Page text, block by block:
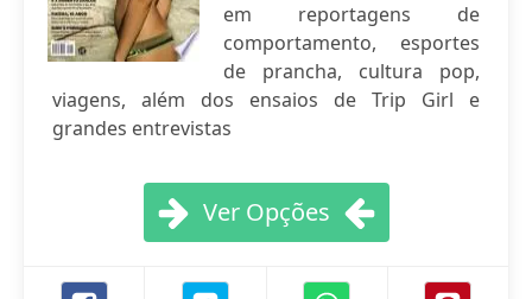
em reportagens de
comportamento, esportes
de prancha, cultura pop,
viagens, além dos ensaios de Trip Girl e
grandes entrevistas
Ver Opções